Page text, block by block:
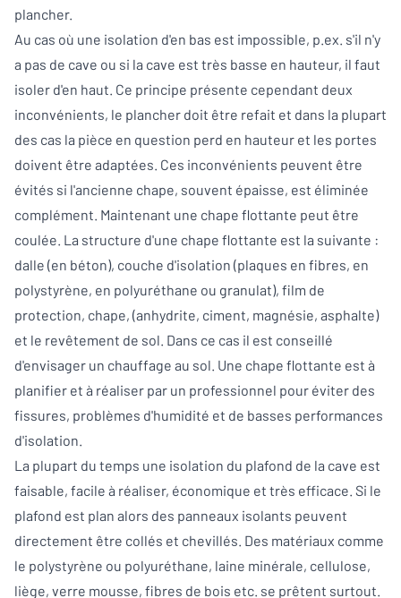
plancher.
Au cas où une isolation d'en bas est impossible, p.ex. s'il n'y
a pas de cave ou si la cave est très basse en hauteur, il faut
isoler d'en haut. Ce principe présente cependant deux
inconvénients, le plancher doit être refait et dans la plupart
des cas la pièce en question perd en hauteur et les portes
doivent être adaptées. Ces inconvénients peuvent être
évités si l'ancienne chape, souvent épaisse, est éliminée
complément. Maintenant une chape flottante peut être
coulée. La structure d'une chape flottante est la suivante :
dalle (en béton), couche d'isolation (plaques en fibres, en
polystyrène, en polyuréthane ou granulat), film de
protection, chape, (anhydrite, ciment, magnésie, asphalte)
et le revêtement de sol. Dans ce cas il est conseillé
d'envisager un chauffage au sol. Une chape flottante est à
planifier et à réaliser par un professionnel pour éviter des
fissures, problèmes d'humidité et de basses performances
d'isolation.
La plupart du temps une isolation du plafond de la cave est
faisable, facile à réaliser, économique et très efficace. Si le
plafond est plan alors des panneaux isolants peuvent
directement être collés et chevillés. Des matériaux comme
le polystyrène ou polyuréthane, laine minérale, cellulose,
liège, verre mousse, fibres de bois etc. se prêtent surtout.